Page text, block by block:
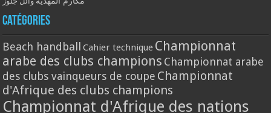
Catégories
Beach handball Cahier technique Championnat
arabe des clubs champions Championnat arabe
des clubs vainqueurs de coupe Championnat
d'Afrique des clubs champions
Championnat d'Afrique des nations